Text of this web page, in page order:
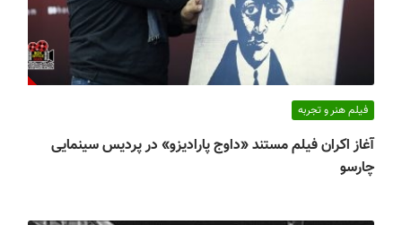
فیلم هنر و تجربه
آغاز اکران فیلم مستند «داوج پارادیزو» در پردیس سینمایی
چارسو